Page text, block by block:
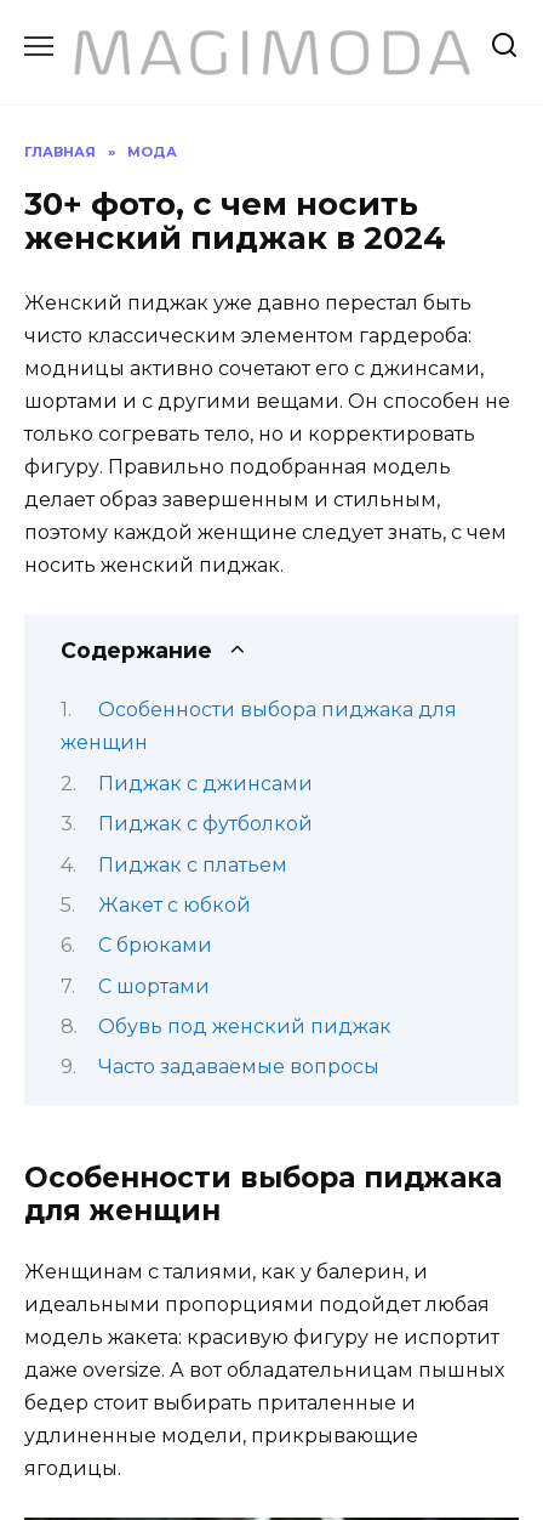
содержанию
ГЛАВНАЯ » МОДА
30+ фото, с чем носить
женский пиджак в 2024
Женский пиджак уже давно перестал быть
чисто классическим элементом гардероба:
модницы активно сочетают его с джинсами,
шортами и с другими вещами. Он способен не
только согревать тело, но и корректировать
фигуру. Правильно подобранная модель
делает образ завершенным и стильным,
поэтому каждой женщине следует знать, с чем
носить женский пиджак.
Содержание
Особенности выбора пиджака для
женщин
Пиджак с джинсами
Пиджак с футболкой
Пиджак с платьем
Жакет с юбкой
С брюками
С шортами
Обувь под женский пиджак
Часто задаваемые вопросы
Особенности выбора пиджака
для женщин
Женщинам с талиями, как у балерин, и
идеальными пропорциями подойдет любая
модель жакета: красивую фигуру не испортит
даже oversize. А вот обладательницам пышных
бедер стоит выбирать приталенные и
удлиненные модели, прикрывающие
ягодицы.